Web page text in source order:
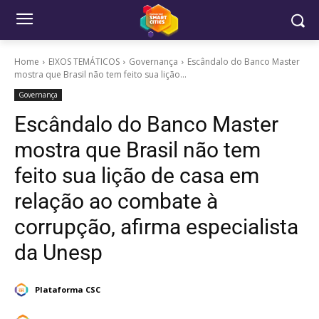
Home EIXOS TEMÁTICOS Governança
Escândalo do Banco Master
mostra que Brasil não tem feito sua lição...
Governança
Escândalo do Banco Master
mostra que Brasil não tem
feito sua lição de casa em
relação ao combate à
corrupção, afirma especialista
da Unesp
Plataforma CSC